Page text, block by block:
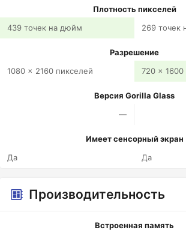
Плотность пикселей
439 точек на дюйм
269 точек
Разрешение
1080 x 2160 пикселей
720 x 1600
Версия Gorilla Glass
—
Имеет сенсорный экран
Да
Да
Производительность
Встроенная память